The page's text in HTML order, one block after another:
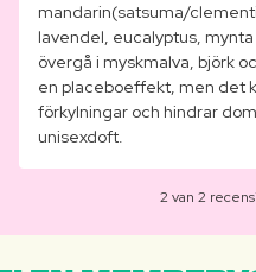
mandarin(satsuma/
lavendel, eucalyptus,
övergå i myskmalva, björk
en placeboeffekt, men det
förkylningar och hindrar
unisexdoft.
2 van 2